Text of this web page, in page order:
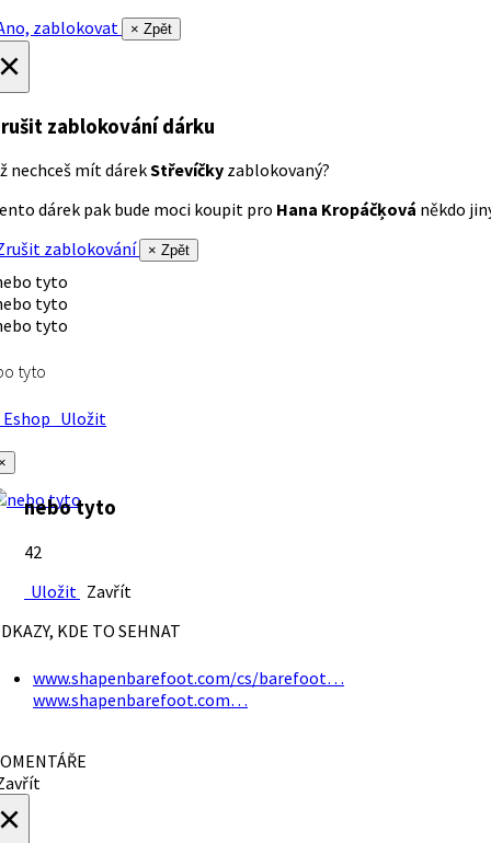
zablokovat
× Zpět
zablokování dárku
nechceš mít dárekStřevíčky zablokovaný?
dárek pak bude moci koupit pro Hana Kropáčķová někdo
zablokování
× Zpět
tyto
Uložit
nebo tyto
42
Uložit Zavřít
KDE TO SEHNAT
www.shapenbarefoot.com/cs/barefoot…
www.shapenbarefoot.com…